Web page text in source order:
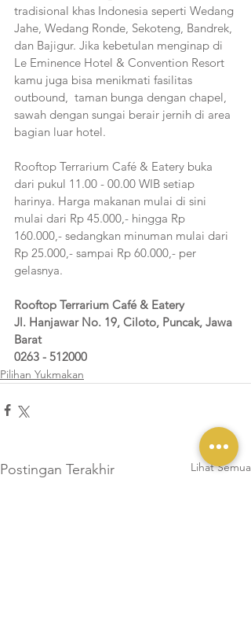
tradisional khas Indonesia seperti Wedang
Jahe, Wedang Ronde, Sekoteng, Bandrek,
dan Bajigur. Jika kebetulan menginap di
Le Eminence Hotel & Convention Resort
kamu juga bisa menikmati fasilitas
outbound,  taman bunga dengan chapel,
sawah dengan sungai berair jernih di area
bagian luar hotel.
Rooftop Terrarium Café & Eatery buka
dari pukul 11.00 - 00.00 WIB setiap
harinya. Harga makanan mulai di sini
mulai dari Rp 45.000,- hingga Rp
160.000,- sedangkan minuman mulai dari
Rp 25.000,- sampai Rp 60.000,- per
gelasnya.
Rooftop Terrarium Café & Eatery
Jl. Hanjawar No. 19, Ciloto, Puncak, Jawa
Barat
0263 - 512000
Pilihan Yukmakan
Postingan Terakhir Lihat Semua